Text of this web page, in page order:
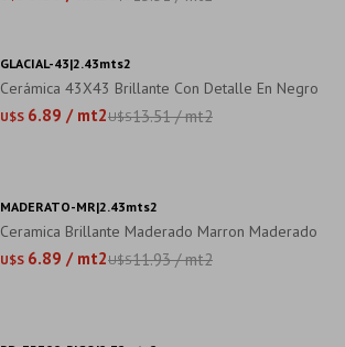
Cerámica 43X43 Brillante Con Detalle En Negro
U$S 6.89 / mt2U$S13.51 / mt2
GLACIAL-43|2.43mts2
Ceramica Brillante Maderado Marron Maderado
U$S 6.89 / mt2U$S11.93 / mt2
MADERATO-MR|2.43mts2